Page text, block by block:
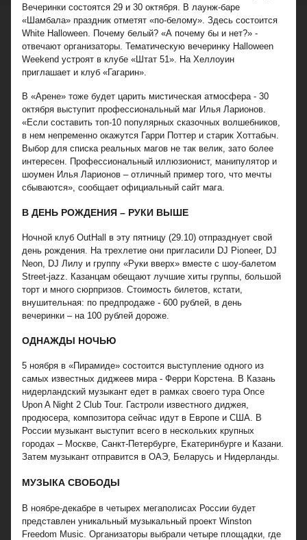
Вечеринки состоятся 29 и 30 октября. В лаунж-баре
«Шамбала» праздник отметят «по-белому». Здесь состоится
White Halloween. Почему белый? «А почему бы и нет?» -
отвечают организаторы. Тематическую вечеринку Halloween
Weekend устроят в клубе «Штат 51». На Хеллоуин
приглашает и клуб «Гагарин».
В «Арене» тоже будет царить мистическая атмосфера - 30
октября выступит профессиональный маг Илья Ларионов.
«Если составить топ-10 популярных сказочных волшебников,
в нем непременно окажутся Гарри Поттер и старик Хоттабыч.
Выбор для списка реальных магов не так велик, зато более
интересен. Профессиональный иллюзионист, манипулятор и
шоумен Илья Ларионов – отличный пример того, что мечты
сбываются», сообщает официальный сайт мага.
В ДЕНЬ РОЖДЕНИЯ – РУКИ ВЫШЕ
Ночной клуб OutHall в эту пятницу (29.10) отпразднует свой
день рождения. На трехлетие они пригласили DJ Pioneer, DJ
Neon, DJ Лилу и группу «Руки вверх» вместе с шоу-балетом
Street-jazz. Казанцам обещают лучшие хиты группы, большой
торт и много сюрпризов. Стоимость билетов, кстати,
внушительная: по предпродаже - 600 рублей, в день
вечеринки – на 100 рублей дороже.
ОДНАЖДЫ НОЧЬЮ
5 ноября в «Пирамиде» состоится выступление одного из
самых известных диджеев мира - Ферри Корстена. В Казань
нидерландский музыкант едет в рамках своего тура Once
Upon A Night 2 Club Tour. Гастроли известного диджея,
продюсера, композитора сейчас идут в Европе и США. В
России музыкант выступит всего в нескольких крупных
городах – Москве, Санкт-Петербурге, Екатеринбурге и Казани.
Затем музыкант отправится в ОАЭ, Беларусь и Нидерланды.
МУЗЫКА СВОБОДЫ
В ноябре-декабре в четырех мегаполисах России будет
представлен уникальный музыкальный проект Winston
Freedom Music. Организаторы выбрали четыре площадки, где